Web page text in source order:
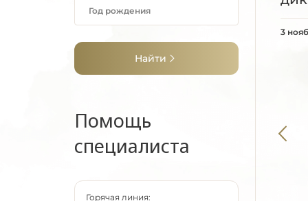
Липецкая область
Луганская Народная
Республика
Магаданская область
Марий Эл
Москва
Мурманская область
Нижегородская
Найти
Помощь
специалиста
Горячая линия:
3